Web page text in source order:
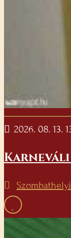
2026. 08. 13.